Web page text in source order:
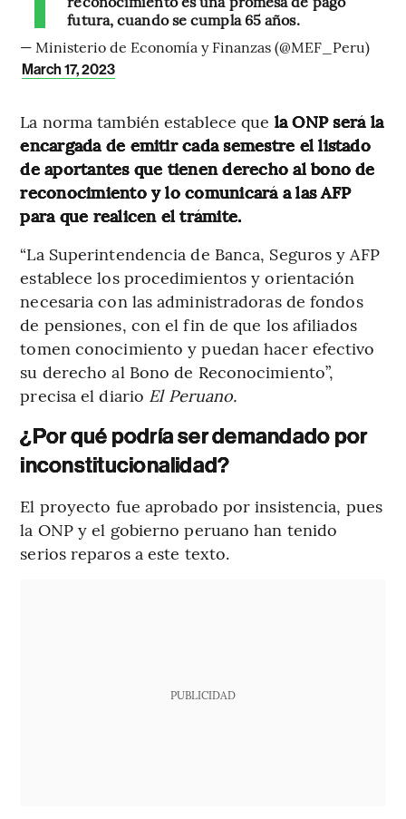
futura, cuando se cumpla 65 años.
— Ministerio de Economía y Finanzas (@MEF_Peru)
March 17, 2023
La norma también establece que la ONP será la
encargada de emitir cada semestre el listado
de aportantes que tienen derecho al bono de
reconocimiento y lo comunicará a las AFP
para que realicen el trámite.
“La Superintendencia de Banca, Seguros y AFP
establece los procedimientos y orientación
necesaria con las administradoras de fondos
de pensiones, con el fin de que los afiliados
tomen conocimiento y puedan hacer efectivo
su derecho al Bono de Reconocimiento”,
precisa el diario El Peruano.
¿Por qué podría ser demandado por
inconstitucionalidad?
El proyecto fue aprobado por insistencia, pues
la ONP y el gobierno peruano han tenido
serios reparos a este texto.
PUBLICIDAD